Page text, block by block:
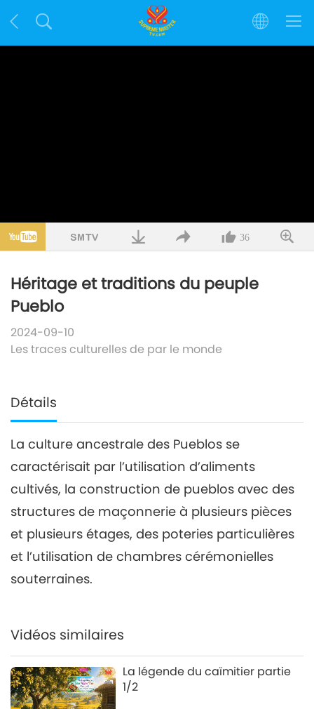
36
Héritage et traditions du peuple
Pueblo
2024-09-10
Les traces culturelles de par le monde
Détails
La culture ancestrale des Pueblos se
caractérisait par l’utilisation d’aliments
cultivés, la construction de pueblos avec des
structures de maçonnerie à plusieurs pièces
et plusieurs étages, des poteries particulières
et l’utilisation de chambres cérémonielles
souterraines.
Vidéos similaires
La légende du caïmitier partie
1/2